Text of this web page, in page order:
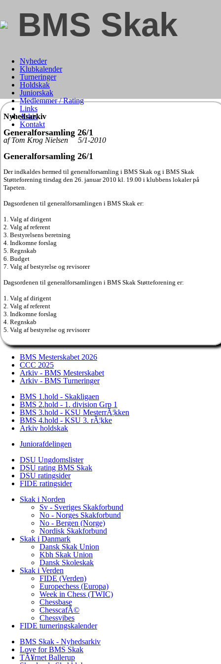
BMS Skak
Nyheder
Klubkalender
Turneringer
Holdskak
Juniorskak
Medlemmer / Rating
Links
Arkiv
Kontakt
Nyhedsarkiv
Generalforsamling 26/1
af Tom Krog Nielsen 5/1-2010
Generalforsamling 26/1
Der indkaldes hermed til generalforsamling i BMS Skak og i BMS Skak
Støtteforening tirsdag den 26. januar 2010 kl. 19.00 i klubbens lokaler på
Tapeten.
Dagsordenen til generalforsamlingen i BMS Skak er:
1. Valg af dirigent
2. Valg af referent
3. Bestyrelsens beretning
4. Indkomne forslag
5. Regnskab
6. Budget
7. Valg af bestyrelse og revisorer
Dagsordenen til generalforsamlingen i BMS Skak Støtteforening er:
1. Valg af dirigent
2. Valg af referent
3. Indkomne forslag
4. Regnskab
5. Valg af bestyrelse og revisorer
BMS Mesterskabet 2026
CCC 2025
Arkiv - BMS Mesterskabet
Arkiv - BMS Turneringer
BMS 1.hold - Skakligaen
BMS 2.hold - 1. division Grp 1
BMS 3.hold - KSU MesterrÃ¦kken
BMS 4.hold - KSU 3. rÃ¦kke
Arkiv holdskak
Juniorafdelingen
DSU Ungdomslister
DSU rating BMS Skak
DSU ratingsider
FIDE ratingsider
Skak i Norden
Sv - Sveriges Skakforbund
No - Norges Skakforbund
No - Bergen (Norge)
Nordisk Skakforbund
Skak i Danmark
Dansk Skak Union
Kbh Skak Union
Dansk Skoleskak
Skak i Verden
FIDE (Verden)
Europechess (Europa)
Week in Chess (TWIC)
Chessbase
ChesscafÃ©
Chessvibes
FIDE turneringskalender
BMS Skak - Nyhedsarkiv
Love for BMS Skak
TÃ¥rnet Ballerup